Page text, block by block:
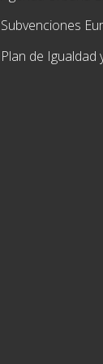
Subvenciones
Plan de